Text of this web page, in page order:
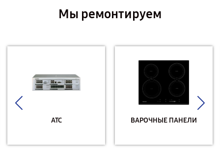
Мы ремонтируем
АТС ВАРОЧНЫЕ ПАНЕЛИ